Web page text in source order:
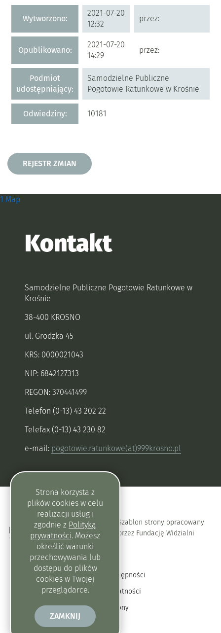
Strona korzysta z
plików cookies w celu
realizacji usług i
zgodnie z Polityką
prywatności. Możesz
określić warunki
przechowywania lub
dostępu do plików
cookies w Twojej
przeglądarce.
ZAMKNIJ
Metryczka
Wytworzono:
2021-07-20
12:32
przez:
Opublikowano:
2021-07-20
14:29
przez:
Podmiot
udostępniający:
Samodzielne Publiczne
Pogotowie Ratunkowe w Krośnie
Odwiedziny: 10181
Rejestr zmian
REJESTR ZMIAN
Zobacz, gdzie się znajdujemy
1 Map
Kontakt
Samodzielne Publiczne Pogotowie Ratunkowe w
Krośnie
38-400 KROSNO
ul. Grodzka 45
KRS: 0000021043
NIP: 6842127313
REGON: 370441499
Telefon (0-13) 43 202 22
Telefax (0-13) 43 230 82
e-mail: pogotowie.ratunkowe(at)999krosno.pl
Szablon strony opracowany
przez Fundację Widzialni
Deklaracja dostępności
Polityka prywatności
Mapa strony